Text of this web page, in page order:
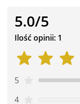
5.0/5
Ilość opinii: 1
5
4